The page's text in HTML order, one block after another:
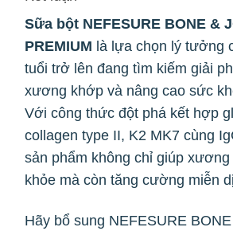
Sữa bột NEFESURE BONE &
PREMIUM là lựa chọn lý tưởng
tuổi trở lên đang tìm kiếm giải
xương khớp và nâng cao sức
Với công thức đột phá kết hợp
collagen type II, K2 MK7 cùng
sản phẩm không chỉ giúp
khỏe mà còn tăng cường miễn
Hãy bổ sung NEFESURE